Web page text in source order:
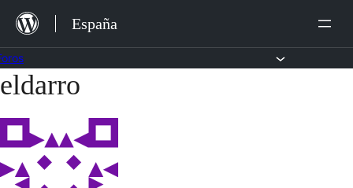
Saltar
contenido
España
Saltar
contenido
eldarro